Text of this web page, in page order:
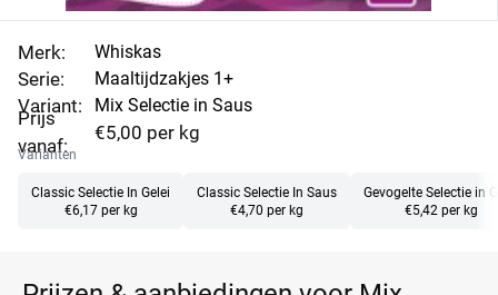
Merk:
Serie:
Variant:
Prijs
vanaf:
Whiskas
Maaltijdzakjes 1+
Mix Selectie in Saus
€5,00 per kg
Varianten
Classic Selectie In Gelei
€6,17 per kg
Classic Selectie In Saus
€4,70 per kg
Gevogelte Selectie in
€5,42 per kg